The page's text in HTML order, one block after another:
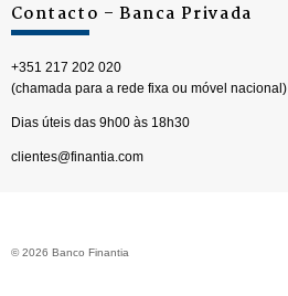
Contacto – Banca Privada
+351 217 202 020
(chamada para a rede fixa ou móvel nacional)
Dias úteis das 9h00 às 18h30
clientes@finantia.com
© 2026 Banco Finantia